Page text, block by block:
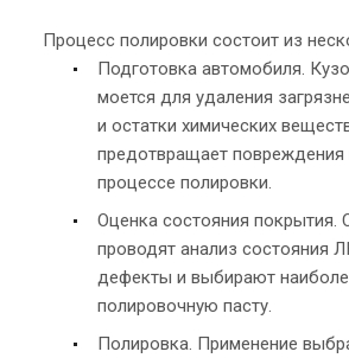
Процесс полировки состоит из
Подготовка автомобиля.
моется для удаления
и остатки химических
предотвращает повреждения
процессе полировки.
Оценка состояния покрытия.
проводят анализ состояния
дефекты и выбирают
полировочную пасту.
Полировка. Применение